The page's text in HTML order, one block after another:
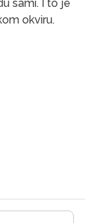
sami. I to je
okviru.